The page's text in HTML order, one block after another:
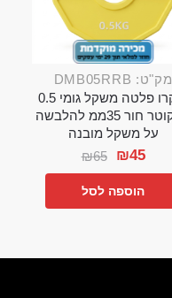
מק"ט: DMB05RRB
מיקרו פלטה משקל גומי 0.5
קג קוטר חור 35ממ להלבשה
על משקל מובנה
₪65 ₪45
הוספה לסל